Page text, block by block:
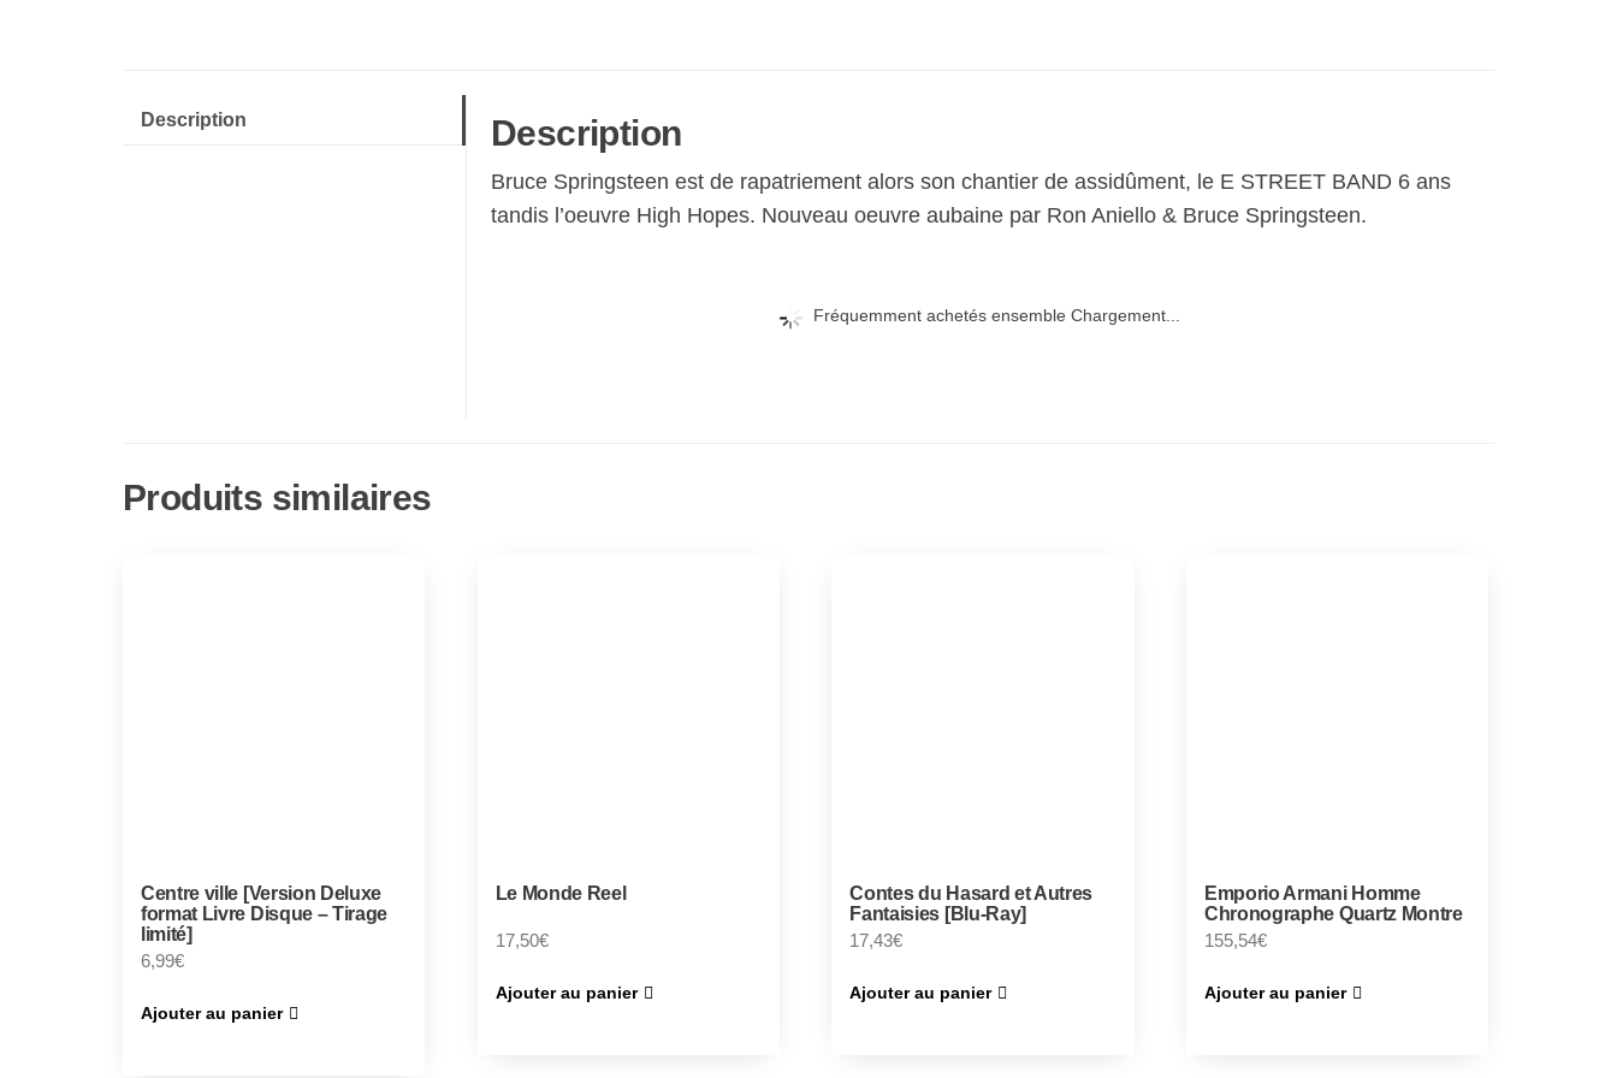
Description Description
Bruce Springsteen est de rapatriement alors son chantier de assidûment, le E STREET BAND 6 ans
tandis l’oeuvre High Hopes. Nouveau oeuvre aubaine par Ron Aniello & Bruce Springsteen.
Fréquemment achetés ensemble Chargement...
Produits similaires
Centre ville [Version Deluxe
format Livre Disque – Tirage
limité]
6,99€
Ajouter au panier
Le Monde Reel
17,50€
Ajouter au panier
Contes du Hasard et Autres
Fantaisies [Blu-Ray]
17,43€
Ajouter au panier
Emporio Armani Homme
Chronographe Quartz Montre
155,54€
Ajouter au panier